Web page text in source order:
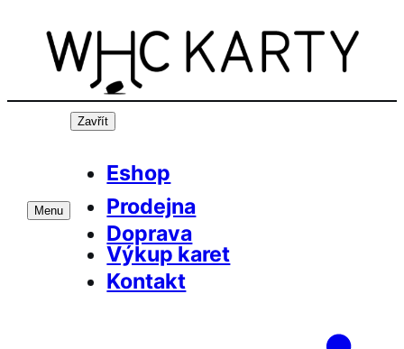
Menu
Zavřít
Eshop
Prodejna
Doprava
Výkup karet
Kontakt